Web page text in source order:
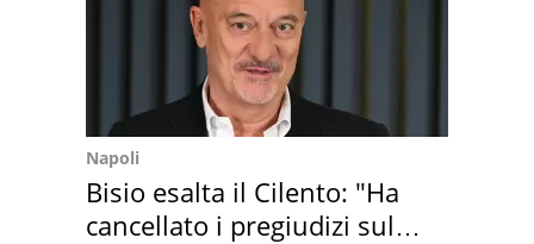
Napoli
Bisio esalta il Cilento: "Ha
cancellato i pregiudizi sul